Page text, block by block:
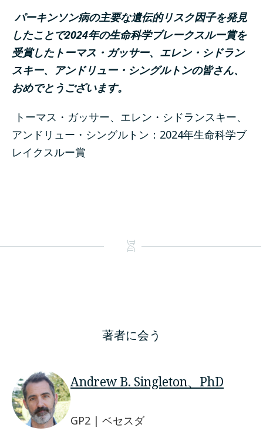
パーキンソン病の主要な遺伝的リスク因子を発見
したことで2024年の生命科学ブレークスルー賞を
受賞したトーマス・ガッサー、エレン・シドラン
スキー、アンドリュー・シングルトンの皆さん、
おめでとうございます。
トーマス・ガッサー、エレン・シドランスキー、
アンドリュー・シングルトン：2024年生命科学ブ
レイクスルー賞
著者に会う
Andrew B. Singleton、PhD
GP2 | ベセスダ